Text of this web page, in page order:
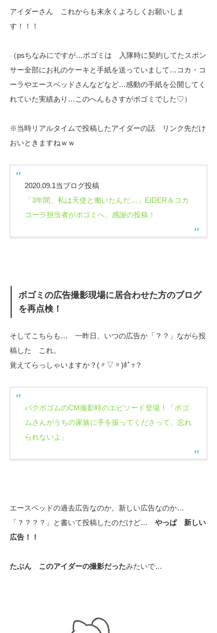
アイダーさん これからも末永くよろしくお願いしま
す！！！
（psちなみにですが…ボゴミは 入隊時に契約してたスポン
サー全部にお礼のケーキと手紙を送っていまして…コカ・コ
ーラやエースベッドさんなどなど…感動の手紙を公開してく
れていた実績あり…このへんもさすがボゴミでした♡）
※当時リアルタイムで投稿したアイダーの話 リンク先だけ
おいときますねｗｗ
2020.09.1当ブログ投稿
「3年間、私は天使と働いたんだ…」EIDER＆コカ
コーラ担当者がボゴミへ、感謝の投稿！
ボゴミの広告撮影現場に居合わせた方のブログ
を再点検！
そしてこちらも… 一昨日、いつの広告か「？？」ながら投
稿した これ。
覚えてらっしゃいますか？(〃▽〃)ﾎﾟｯ？
パクボゴムのCM撮影時のエピソード登場！「ボゴ
ムさんがうちの家族に手を振ってくださって、忘れ
られないよ」
エースベッドの過去広告なのか。新しい広告なのか…
「？？？？」と書いて投稿したのだけど… やっぱ 新しい
広告！！
たぶん このアイダーの撮影だったみたいで…